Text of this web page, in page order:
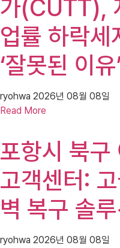
가(CUTT),
업률 하락세
‘잘못된 이유
ryohwa 2026년 08월 08일
Read More
포항시 북
고객센터:
벽 복구 솔
ryohwa 2026년 08월 08일